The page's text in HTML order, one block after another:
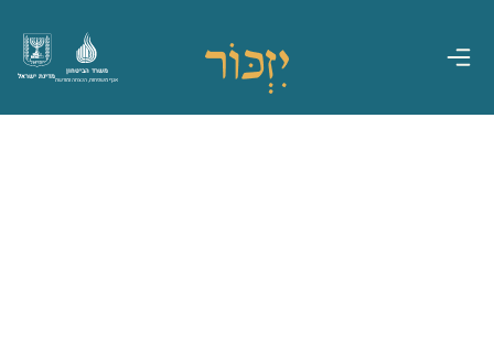
מדינת ישראל
משרד הביטחון
אגף משפחות, הנצחה ומורשת